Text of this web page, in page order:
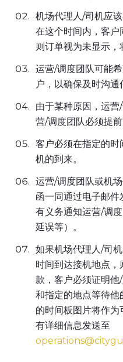
机场代理人/司机应
在这个时间内，客户
则订单视为未显示，
运营/调度团队可能
户，以确保及时沟通
由于某种原因，运
营/调度团队必须提前
客户必须在指定的时
机的到来。
运营/调度团队或机
函一同通过电子邮
有义务通知运营/调
延误等）。
如果机场代理人/司
时间到达接机地点
款，客户必须证明
和指定的地点等待他
的时间板图片将作
有详细信息发送至